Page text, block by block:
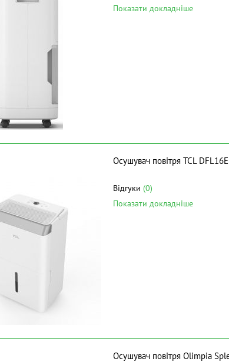
Показати докладніше
Осушувач повітря TCL
Відгуки (0)
Показати докладніше
Осушувач повітря Olimpia